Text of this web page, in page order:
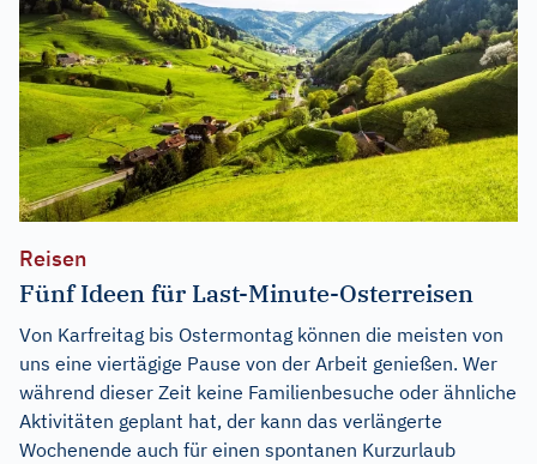
Reisen
Fünf Ideen für Last-Minute-Osterreisen
Von Karfreitag bis Ostermontag können die meisten von
uns eine viertägige Pause von der Arbeit genießen. Wer
während dieser Zeit keine Familienbesuche oder ähnliche
Aktivitäten geplant hat, der kann das verlängerte
Wochenende auch für einen spontanen Kurzurlaub